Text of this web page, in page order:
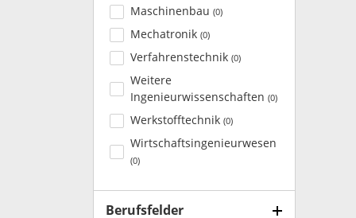
Maschinenbau (0)
Mechatronik (0)
Verfahrenstechnik (0)
Weitere
Ingenieurwissenschaften (0)
Werkstofftechnik (0)
Wirtschaftsingenieurwesen
(0)
Berufsfelder